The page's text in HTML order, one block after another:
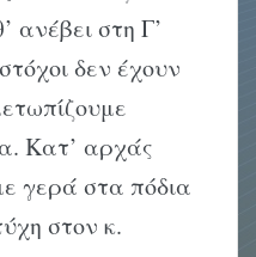
ανέβει στη Γ’
δεν έχουν
Kατ’ αρχάς
γερά στα πόδια
στον κ.